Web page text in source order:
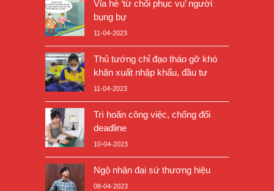
Vỉa hè ‘từ chối phục vụ’ người
bụng bự
11-04-2023
Thủ tướng chỉ đạo tháo gỡ khó
khăn xuất nhập khẩu, đầu tư
11-04-2023
Trì hoãn công việc, chống đối
deadline
10-04-2023
Ngộ nhận đại sứ thương hiệu
08-04-2023